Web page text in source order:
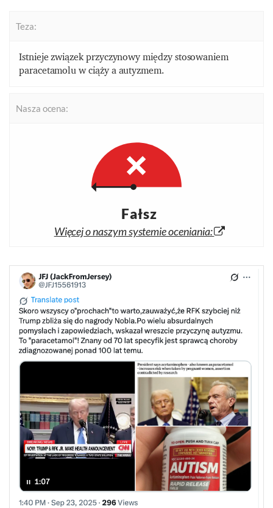
Teza:
Istnieje związek przyczynowy między stosowaniem
paracetamolu w ciąży a autyzmem.
Nasza ocena:
Fałsz
Więcej o naszym systemie oceniania: